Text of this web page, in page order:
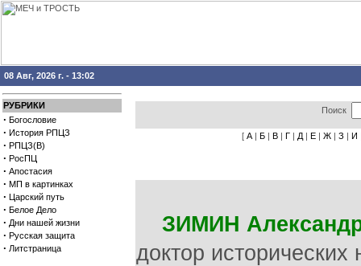
08 Авг, 2026 г. - 13:02
РУБРИКИ
· Богословие
· История РПЦЗ
· РПЦЗ(В)
· РосПЦ
· Апостасия
· МП в картинках
· Царский путь
· Белое Дело
· Дни нашей жизни
· Русская защита
· Литстраница
Поиск
[ А | Б | В | Г | Д | Е | Ж | З | И
ЗИМИН
доктор